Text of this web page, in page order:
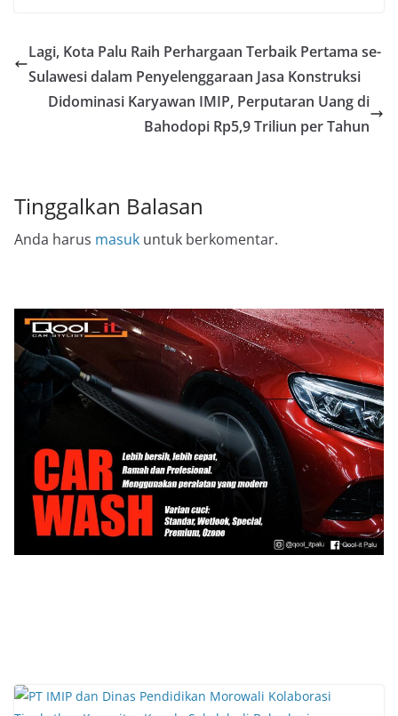
Lagi, Kota Palu Raih Perhargaan Terbaik Pertama se-
Sulawesi dalam Penyelenggaraan Jasa Konstruksi
Didominasi Karyawan IMIP, Perputaran Uang di
Bahodopi Rp5,9 Triliun per Tahun
Tinggalkan Balasan
Anda harus masuk untuk berkomentar.